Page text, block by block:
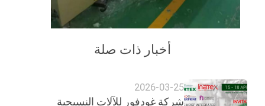
أخبار ذات صلة
2026-03-25
شركة غودفور للآلات النسيجية